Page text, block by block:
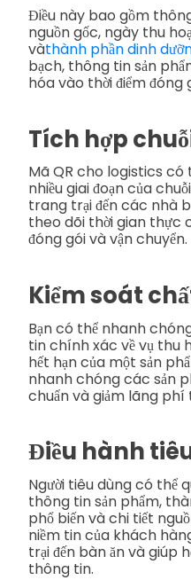
Điều này bao gồm
nguồn gốc, ngày thu
vàthành phần dinh
bạch, thông tin sản
hóa vào thời điểm đóng
Tích hợp
Mã QR cho logistics
nhiều giai đoạn của
trang trại đến các nhà
theo dõi thời gian thực
đóng gói và vận chuyển.
Kiểm soát
Bạn có thể nhanh
tin chính xác về vụ thu
hết hạn của một sản
nhanh chóng các sản
chuẩn và giảm lãng phí
Điều hành
Người tiêu dùng có thể
thông tin sản phẩm,
phổ biến và chi tiết
niềm tin của khách
trại đến bàn ăn và giúp
thông tin.